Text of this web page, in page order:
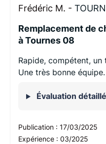
Frédéric M. -
Remplacement de
à Tournes 08
Rapide, compétent,
Une très bonne équipe.
Évaluation
Publication : 17/03/2025
Expérience : 03/2025